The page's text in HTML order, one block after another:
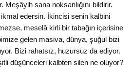
Meşâyih sana noksanlığını bildirir.
ikmal edersin. İkincisi senin kalbini
meselâ kirli bir tabağın içerisine
gelen masiva, dünya, şuğul bizi
Bizi rahatsız, huzursuz da ediyor.
düşünceleri kalbten silen ne oluyor?